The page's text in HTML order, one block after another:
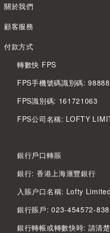
關於我們
顧客服務
付款方式
轉數快 FPS
FPS手機號碼識別碼:
FPS識別碼: 161721063
FPS公司名稱: LOFTY
銀行戶口轉賬
銀行: 香港上海滙豐銀行
入賬户口名稱: Lofty Limited
銀行賬戶: 023-454572-838
銀行轉帳或轉數快時: 請清